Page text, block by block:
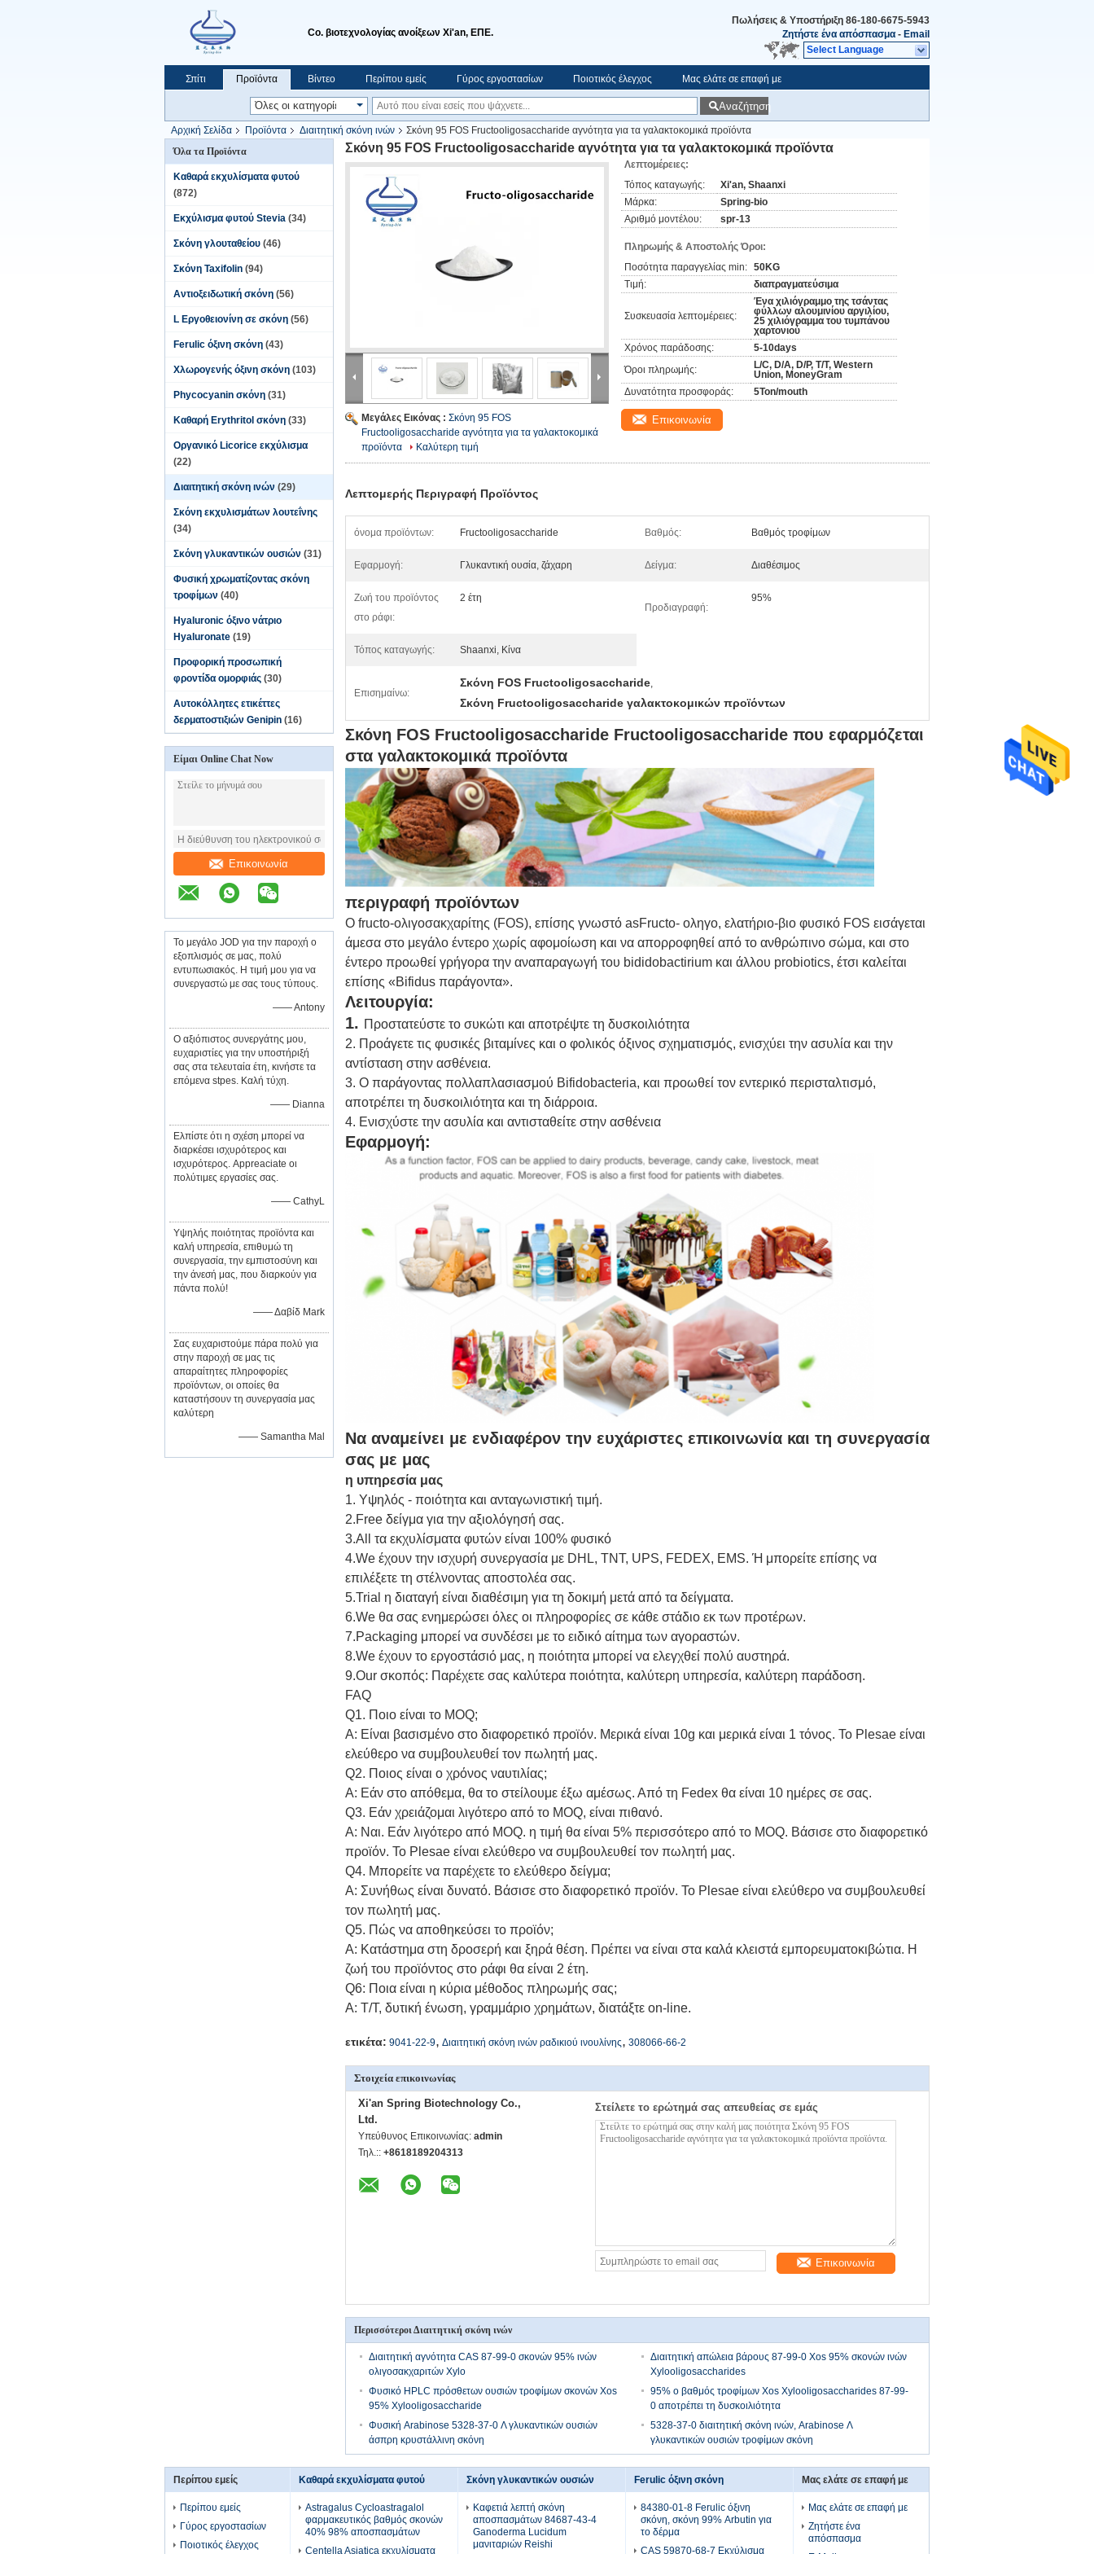
Co. βιοτεχνολογίας ανοίξεων Xi'an, ΕΠΕ.
Πωλήσεις & Υποστήριξη 86-180-6675-5943
Ζητήστε ένα απόσπασμα - Email
Select Language
Σπίτι Προϊόντα Βίντεο Περίπου εμείς Γύρος εργοστασίων Ποιοτικός έλεγχος Μας ελάτε σε επαφή με
Ζητήστε ένα απόσπασμα Αναζήτηση
Αρχική Σελίδα Προϊόντα Διαιτητική σκόνη ινών
Σκόνη 95 FOS Fructooligosaccharide αγνότητα για τα γαλακτοκομικά προϊόντα
Όλα τα Προϊόντα
Καθαρά εκχυλίσματα φυτού
(872)
Εκχύλισμα φυτού Stevia (34)
Σκόνη γλουταθείου (46)
Σκόνη Taxifolin (94)
Αντιοξειδωτική σκόνη (56)
L Εργοθειονίνη σε σκόνη (56)
Ferulic όξινη σκόνη (43)
Χλωρογενής όξινη σκόνη (103)
Phycocyanin σκόνη (31)
Καθαρή Erythritol σκόνη (33)
Οργανικό Licorice εκχύλισμα
(22)
Διαιτητική σκόνη ινών (29)
Σκόνη εκχυλισμάτων λουτεΐνης
(34)
Σκόνη γλυκαντικών ουσιών (31)
Φυσική χρωματίζοντας σκόνη
τροφίμων (40)
Hyaluronic όξινο νάτριο
Hyaluronate (19)
Προφορική προσωπική
φροντίδα ομορφιάς (30)
Αυτοκόλλητες ετικέττες
δερματοστιξιών Genipin (16)
Είμαι Online Chat Now
Επικοινωνία
Το μεγάλο JOD για την παροχή ο
εξοπλισμός σε μας, πολύ
εντυπωσιακός. Η τιμή μου για να
συνεργαστώ με σας τους τύπους.
—— Antony
Ο αξιόπιστος συνεργάτης μου,
ευχαριστίες για την υποστήριξή
σας στα τελευταία έτη, κινήστε τα
επόμενα stpes. Καλή τύχη.
—— Dianna
Ελπίστε ότι η σχέση μπορεί να
διαρκέσει ισχυρότερος και
ισχυρότερος. Appreaciate οι
πολύτιμες εργασίες σας.
—— CathyL
Υψηλής ποιότητας προϊόντα και
καλή υπηρεσία, επιθυμώ τη
συνεργασία, την εμπιστοσύνη και
την άνεσή μας, που διαρκούν για
πάντα πολύ!
—— Δαβίδ Mark
Σας ευχαριστούμε πάρα πολύ για
στην παροχή σε μας τις
απαραίτητες πληροφορίες
προϊόντων, οι οποίες θα
καταστήσουν τη συνεργασία μας
καλύτερη
—— Samantha Mal
Σκόνη 95 FOS Fructooligosaccharide αγνότητα για τα γαλακτοκομικά προϊόντα
Μεγάλες Εικόνας : Σκόνη 95 FOS
Fructooligosaccharide αγνότητα για τα γαλακτοκομικά
προϊόντα
Καλύτερη τιμή
Λεπτομέρειες:
Τόπος καταγωγής:
Xi'an, Shaanxi
Μάρκα:
Spring-bio
Αριθμό μοντέλου:
spr-13
Πληρωμής & Αποστολής Όροι:
Ποσότητα παραγγελίας min: 50KG
Τιμή:
διαπραγματεύσιμα
Συσκευασία λεπτομέρειες:
Ένα χιλιόγραμμο της τσάντας
φύλλων αλουμινίου αργιλίου,
25 χιλιόγραμμα του τυμπάνου
χαρτονιού
Χρόνος παράδοσης:
5-10days
Όροι πληρωμής:
L/C, D/A, D/P, T/T, Western
Union, MoneyGram
Δυνατότητα προσφοράς:
5Ton/mouth
Επικοινωνία
Λεπτομερής Περιγραφή Προϊόντος
όνομα προϊόντων: Fructooligosaccharide Βαθμός: Βαθμός τροφίμων
Εφαρμογή: Γλυκαντική ουσία, ζάχαρη Δείγμα: Διαθέσιμος
Ζωή του προϊόντος
στο ράφι:
2 έτη
Προδιαγραφή:
95%
Τόπος καταγωγής: Shaanxi, Κίνα
Επισημαίνω:
Σκόνη FOS Fructooligosaccharide,
Σκόνη Fructooligosaccharide γαλακτοκομικών προϊόντων
Σκόνη FOS Fructooligosaccharide Fructooligosaccharide που εφαρμόζεται
στα γαλακτοκομικά προϊόντα
περιγραφή προϊόντων
Ο fructo-ολιγοσακχαρίτης (FOS), επίσης γνωστό asFructo- οληγο, ελατήριο-βιο φυσικό FOS εισάγεται
άμεσα στο μεγάλο έντερο χωρίς αφομοίωση και να απορροφηθεί από το ανθρώπινο σώμα, και στο
έντερο προωθεί γρήγορα την αναπαραγωγή του bididobactirium και άλλου probiotics, έτσι καλείται
επίσης «Bifidus παράγοντα».
Λειτουργία:
1. Προστατεύστε το συκώτι και αποτρέψτε τη δυσκοιλιότητα
2. Προάγετε τις φυσικές βιταμίνες και ο φολικός όξινος σχηματισμός, ενισχύει την ασυλία και την
αντίσταση στην ασθένεια.
3. Ο παράγοντας πολλαπλασιασμού Bifidobacteria, και προωθεί τον εντερικό περισταλτισμό,
αποτρέπει τη δυσκοιλιότητα και τη διάρροια.
4. Ενισχύστε την ασυλία και αντισταθείτε στην ασθένεια
Εφαρμογή:
Να αναμείνει με ενδιαφέρον την ευχάριστες επικοινωνία και τη συνεργασία
σας με μας
η υπηρεσία μας
1. Υψηλός - ποιότητα και ανταγωνιστική τιμή.
2.Free δείγμα για την αξιολόγησή σας.
3.All τα εκχυλίσματα φυτών είναι 100% φυσικό
4.We έχουν την ισχυρή συνεργασία με DHL, TNT, UPS, FEDEX, EMS. Ή μπορείτε επίσης να
επιλέξετε τη στέλνοντας αποστολέα σας.
5.Trial η διαταγή είναι διαθέσιμη για τη δοκιμή μετά από τα δείγματα.
6.We θα σας ενημερώσει όλες οι πληροφορίες σε κάθε στάδιο εκ των προτέρων.
7.Packaging μπορεί να συνδέσει με το ειδικό αίτημα των αγοραστών.
8.We έχουν το εργοστάσιό μας, η ποιότητα μπορεί να ελεγχθεί πολύ αυστηρά.
9.Our σκοπός: Παρέχετε σας καλύτερα ποιότητα, καλύτερη υπηρεσία, καλύτερη παράδοση.
FAQ
Q1. Ποιο είναι το MOQ;
Α: Είναι βασισμένο στο διαφορετικό προϊόν. Μερικά είναι 10g και μερικά είναι 1 τόνος. Το Plesae είναι
ελεύθερο να συμβουλευθεί τον πωλητή μας.
Q2. Ποιος είναι ο χρόνος ναυτιλίας;
Α: Εάν στο απόθεμα, θα το στείλουμε έξω αμέσως. Από τη Fedex θα είναι 10 ημέρες σε σας.
Q3. Εάν χρειάζομαι λιγότερο από το MOQ, είναι πιθανό.
Α: Ναι. Εάν λιγότερο από MOQ. η τιμή θα είναι 5% περισσότερο από το MOQ. Βάσισε στο διαφορετικό
προϊόν. Το Plesae είναι ελεύθερο να συμβουλευθεί τον πωλητή μας.
Q4. Μπορείτε να παρέχετε το ελεύθερο δείγμα;
Α: Συνήθως είναι δυνατό. Βάσισε στο διαφορετικό προϊόν. Το Plesae είναι ελεύθερο να συμβουλευθεί
τον πωλητή μας.
Q5. Πώς να αποθηκεύσει το προϊόν;
Α: Κατάστημα στη δροσερή και ξηρά θέση. Πρέπει να είναι στα καλά κλειστά εμπορευματοκιβώτια. Η
ζωή του προϊόντος στο ράφι θα είναι 2 έτη.
Q6: Ποια είναι η κύρια μέθοδος πληρωμής σας;
Α: T/T, δυτική ένωση, γραμμάριο χρημάτων, διατάξτε on-line.
ετικέτα: 9041-22-9, Διαιτητική σκόνη ινών ραδικιού ινουλίνης, 308066-66-2
Στοιχεία επικοινωνίας
Xi'an Spring Biotechnology Co.,
Ltd.
Υπεύθυνος Επικοινωνίας: admin
Τηλ.:: +8618189204313
Στείλετε το ερώτημά σας απευθείας σε εμάς
Επικοινωνία
Περισσότεροι Διαιτητική σκόνη ινών
Διαιτητική αγνότητα CAS 87-99-0 σκονών 95% ινών
ολιγοσακχαριτών Xylo
Διαιτητική απώλεια βάρους 87-99-0 Xos 95% σκονών ινών
Xylooligosaccharides
Φυσικό HPLC πρόσθετων ουσιών τροφίμων σκονών Xos
95% Xylooligosaccharide
95% ο βαθμός τροφίμων Xos Xylooligosaccharides 87-99-
0 αποτρέπει τη δυσκοιλιότητα
Φυσική Arabinose 5328-37-0 Λ γλυκαντικών ουσιών
άσπρη κρυστάλλινη σκόνη
5328-37-0 διαιτητική σκόνη ινών, Arabinose Λ
γλυκαντικών ουσιών τροφίμων σκόνη
Περίπου εμείς
Περίπου εμείς
Γύρος εργοστασίων
Ποιοτικός έλεγχος
Καθαρά εκχυλίσματα φυτού
Astragalus Cycloastragalol
φαρμακευτικός βαθμός σκονών
40% 98% αποσπασμάτων
Centella Asiatica εκχυλίσματα
Σκόνη γλυκαντικών ουσιών
Καφετιά λεπτή σκόνη
αποσπασμάτων 84687-43-4
Ganoderma Lucidum
μανιταριών Reishi
Ferulic όξινη σκόνη
84380-01-8 Ferulic όξινη
σκόνη, σκόνη 99% Arbutin για
το δέρμα
CAS 59870-68-7 Εκχύλισμα
Μας ελάτε σε επαφή με
Μας ελάτε σε επαφή με
Ζητήστε ένα
απόσπασμα